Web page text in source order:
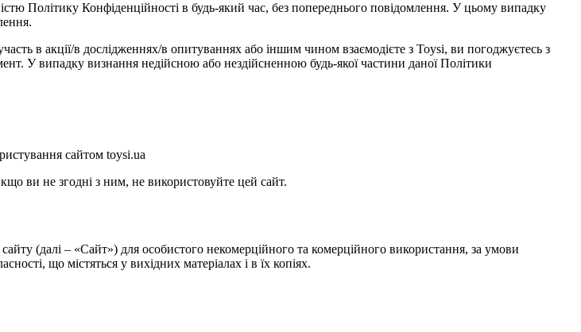
Політику Конфіденційності в будь-який час, без попереднього повідомлення. У цьому випадку
в акції/в дослідженнях/в опитуваннях або іншим чином взаємодієте з Toysi, ви погоджуєтесь з
У випадку визнання недійсною або нездійсненною будь-якої частини даної Політики
сайтом toysi.ua
ви не згодні з ним, не використовуйте цей сайт.
(далі – «Сайт») для особистого некомерційного та комерційного використання, за умови
що містяться у вихідних матеріалах і в їх копіях.